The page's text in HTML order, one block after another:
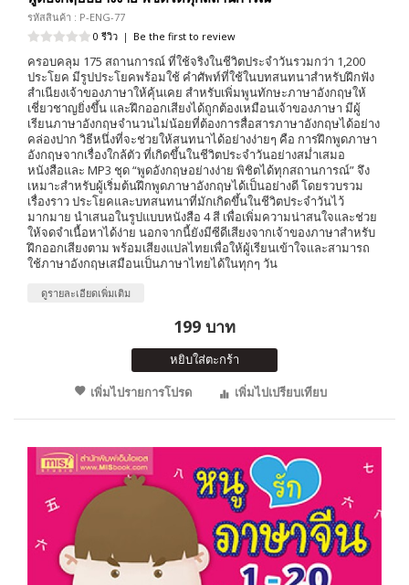
รหัสสินค้า : P-ENG-77
0 รีวิว | Be the first to review
ครอบคลุม 175 สถานการณ์ ที่ใช้จริงในชีวิตประจำวันรวมกว่า 1,200
ประโยค มีรูปประโยคพร้อมใช้ คำศัพท์ที่ใช้ในบทสนทนาสำหรับฝึกฟัง
สำเนียงเจ้าของภาษาให้คุ้นเคย สำหรับเพิ่มพูนทักษะภาษาอังกฤษให้
เชี่ยวชาญยิ่งขึ้น และฝึกออกเสียงได้ถูกต้องเหมือนเจ้าของภาษา มีผู้
เรียนภาษาอังกฤษจำนวนไม่น้อยที่ต้องการสื่อสารภาษาอังกฤษได้อย่าง
คล่องปาก วิธีหนึ่งที่จะช่วยให้สนทนาได้อย่างง่ายๆ คือ การฝึกพูดภาษา
อังกฤษจากเรื่องใกล้ตัว ที่เกิดขึ้นในชีวิตประจำวันอย่างสม่ำเสมอ
หนังสือและ MP3 ชุด “พูดอังกฤษอย่างง่าย พิชิตได้ทุกสถานการณ์” จึง
เหมาะสำหรับผู้เริ่มต้นฝึกพูดภาษาอังกฤษได้เป็นอย่างดี โดยรวบรวม
เรื่องราว ประโยคและบทสนทนาที่มักเกิดขึ้นในชีวิตประจำวันไว้
มากมาย นำเสนอในรูปแบบหนังสือ 4 สี เพื่อเพิ่มความน่าสนใจและช่วย
ให้จดจำเนื้อหาได้ง่าย นอกจากนี้ยังมีซีดีเสียงจากเจ้าของภาษาสำหรับ
ฝึกออกเสียงตาม พร้อมเสียงแปลไทยเพื่อให้ผู้เรียนเข้าใจและสามารถ
ใช้ภาษาอังกฤษเสมือนเป็นภาษาไทยได้ในทุกๆ วัน
ดูรายละเอียดเพิ่มเติม
199 บาท
หยิบใส่ตะกร้า
เพิ่มไปรายการโปรด
เพิ่มไปเปรียบเทียบ